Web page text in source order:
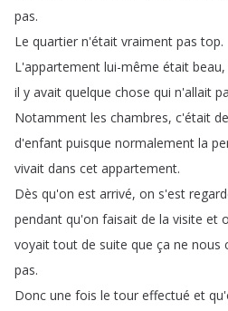
pas.
Le quartier n'était vraiment pas top.
L'appartement lui-même était beau,
il y avait quelque chose qui n'allait
Notamment les chambres, c'était
d'enfant puisque normalement la
vivait dans cet appartement.
Dès qu'on est arrivé, on s'est
pendant qu'on faisait de la visite et
voyait tout de suite que ça ne nous
pas.
Donc une fois le tour effectué et